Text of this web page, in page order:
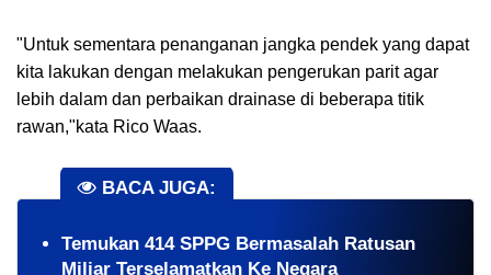
"Untuk sementara penanganan jangka pendek yang dapat
kita lakukan dengan melakukan pengerukan parit agar
lebih dalam dan perbaikan drainase di beberapa titik
rawan,"kata Rico Waas.
BACA JUGA:
Temukan 414 SPPG Bermasalah Ratusan
Miliar Terselamatkan Ke Negara